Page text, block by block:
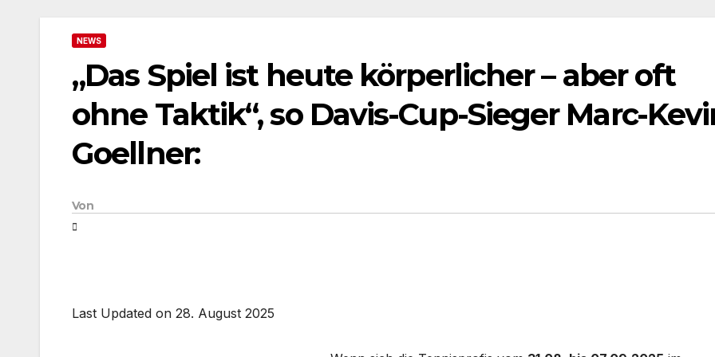
NEWS
„Das Spiel ist heute körperlicher – aber oft
ohne Taktik“, so Davis-Cup-Sieger Marc-
Goellner:
Von
Last Updated on 28. August 2025